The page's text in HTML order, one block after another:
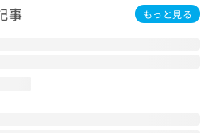
事 もっと見る